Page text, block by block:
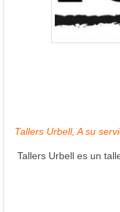
Tallers Urbell, A su
Tallers Urbell es un